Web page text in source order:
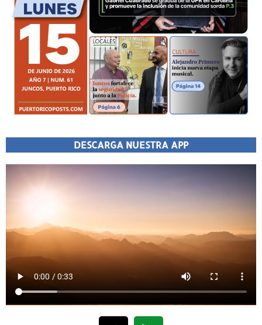
DESCARGA NUESTRA APP